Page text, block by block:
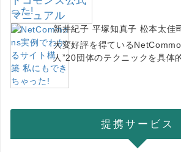
った!
新井紀子 平塚知真子 松本太
大変好評を得ている
人”20団体のテクニックを具体
提携サービス